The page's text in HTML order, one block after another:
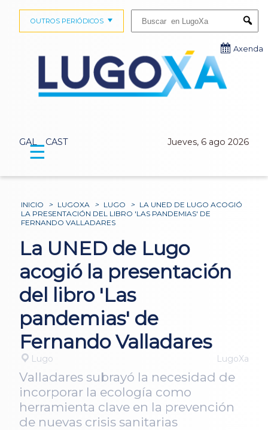
GAL CAST Jueves, 6 ago 2026
OUTROS PERIÓDICOS
Axenda
☰
INICIO > LUGOXA > LUGO > LA UNED DE LUGO ACOGIÓ
LA PRESENTACIÓN DEL LIBRO 'LAS PANDEMIAS' DE
FERNANDO VALLADARES
La UNED de Lugo
acogió la presentación
del libro 'Las
pandemias' de
Fernando Valladares
Lugo LugoXa
Valladares subrayó la necesidad de
incorporar la ecología como
herramienta clave en la prevención
de nuevas crisis sanitarias